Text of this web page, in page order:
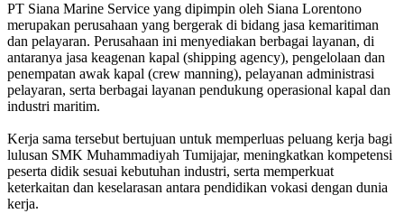
PT Siana Marine Service yang dipimpin oleh Siana Lorentono
merupakan perusahaan yang bergerak di bidang jasa kemaritiman
dan pelayaran. Perusahaan ini menyediakan berbagai layanan, di
antaranya jasa keagenan kapal (shipping agency), pengelolaan dan
penempatan awak kapal (crew manning), pelayanan administrasi
pelayaran, serta berbagai layanan pendukung operasional kapal dan
industri maritim.
Kerja sama tersebut bertujuan untuk memperluas peluang kerja bagi
lulusan SMK Muhammadiyah Tumijajar, meningkatkan kompetensi
peserta didik sesuai kebutuhan industri, serta memperkuat
keterkaitan dan keselarasan antara pendidikan vokasi dengan dunia
kerja.